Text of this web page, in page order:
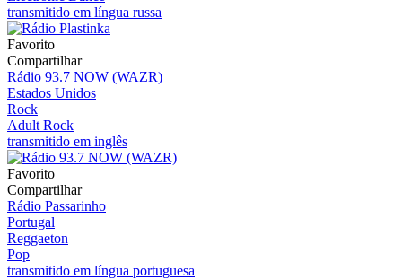
transmitido em língua russa
Favorito
Compartilhar
Rádio 93.7 NOW (WAZR)
Estados Unidos
Rock
Adult Rock
transmitido em inglês
Favorito
Compartilhar
Rádio Passarinho
Portugal
Reggaeton
Pop
transmitido em língua portuguesa